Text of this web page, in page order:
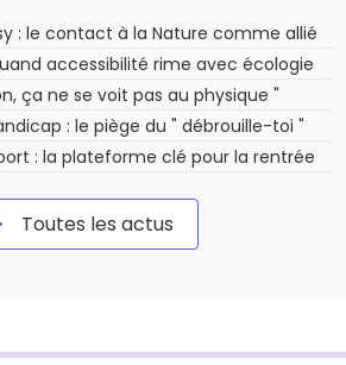
: le contact à la Nature comme allié
accessibilité rime avec écologie
ça ne se voit pas au physique "
: le piège du " débrouille-toi "
: la plateforme clé pour la rentrée
Toutes les actus